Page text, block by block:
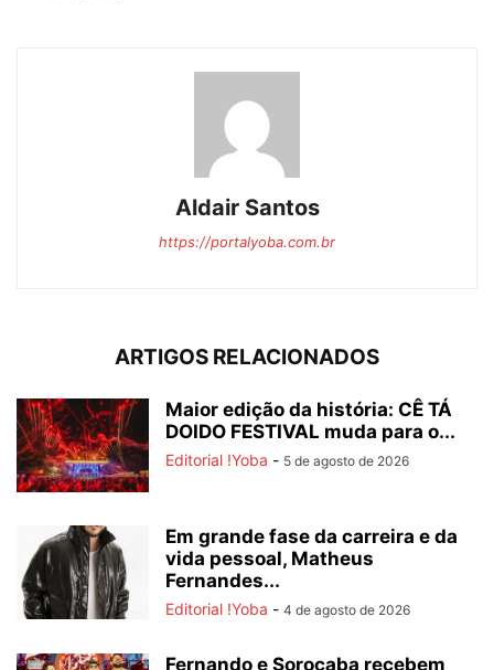
Aldair Santos
https://portalyoba.com.br
ARTIGOS RELACIONADOS
Maior edição da história: CÊ TÁ
DOIDO FESTIVAL muda para o...
Editorial !Yoba - 5 de agosto de 2026
Em grande fase da carreira e da
vida pessoal, Matheus
Fernandes...
Editorial !Yoba - 4 de agosto de 2026
Fernando e Sorocaba recebem